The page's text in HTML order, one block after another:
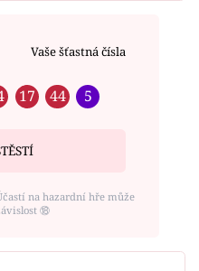
Vaše šťastná čísla
17 44 5
na hazardní hře může
⑱